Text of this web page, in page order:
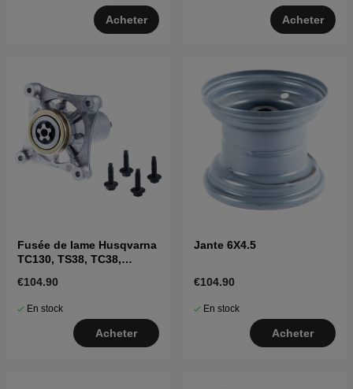
Acheter Acheter
Fusée de lame Husqvarna
TC130, TS38, TC38,
€104.90
En stock
Acheter
Jante 6X4.5
€104.90
En stock
Acheter